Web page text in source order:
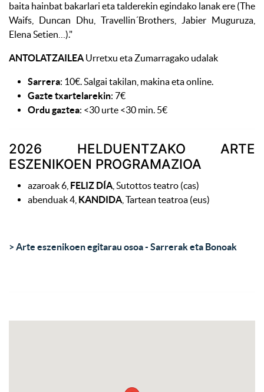
baita hainbat bakarlari eta talderekin egindako lanak ere (The
Waifs, Duncan Dhu, Travellin´Brothers, Jabier Muguruza,
Elena Setien…)."
ANTOLATZAILEA Urretxu eta Zumarragako udalak
Sarrera: 10€. Salgai takilan, makina eta online.
Gazte txartelarekin: 7€
Ordu gaztea: <30 urte <30 min. 5€
2026 HELDUENTZAKO ARTE
ESZENIKOEN PROGRAMAZIOA
azaroak 6, FELIZ DÍA , Sutottos teatro (cas)
abenduak 4, KANDIDA , Tartean teatroa (eus)
> Arte eszenikoen egitarau osoa - Sarrerak eta Bonoak